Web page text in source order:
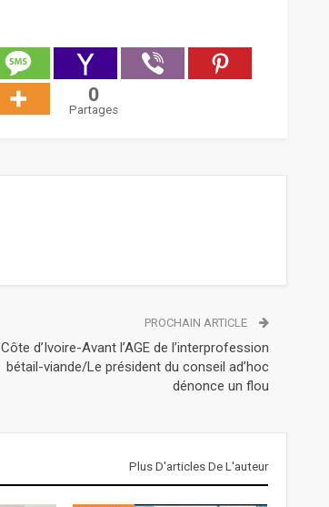
0
Partages
PROCHAIN ARTICLE
Côte d’Ivoire-Avant l’AGE de l’interprofession
bétail-viande/Le président du conseil ad’hoc
dénonce un flou
Plus D'articles De L'auteur